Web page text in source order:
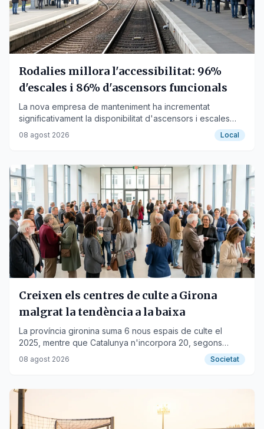
Rodalies millora l'accessibilitat: 96%
d'escales i 86% d'ascensors funcionals
La nova empresa de manteniment ha incrementat
significativament la disponibilitat d'ascensors i escales
mecàniques a la xarxa ferroviària catalana.
08 agost 2026 Local
Creixen els centres de culte a Girona
malgrat la tendència a la baixa
La província gironina suma 6 nous espais de culte el
2025, mentre que Catalunya n'incorpora 20, segons
dades de la Generalitat.
08 agost 2026 Societat